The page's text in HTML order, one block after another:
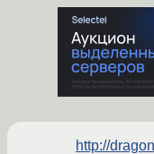
http://